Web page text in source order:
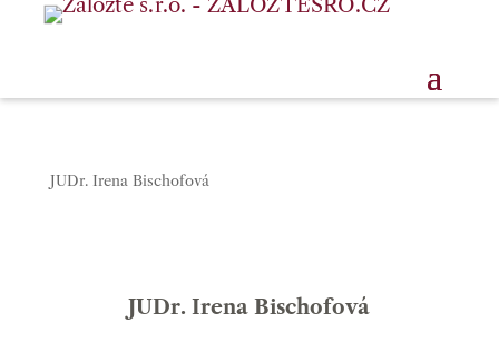
JUDr. Irena Bischofová
JUDr. Irena Bischofová